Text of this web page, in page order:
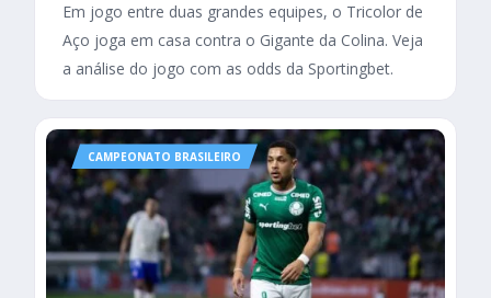
Em jogo entre duas grandes equipes, o Tricolor de
Aço joga em casa contra o Gigante da Colina. Veja
a análise do jogo com as odds da Sportingbet.
CAMPEONATO BRASILEIRO